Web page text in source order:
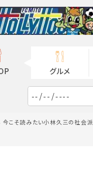
グルメ
こそ読みたい小林久三の社会